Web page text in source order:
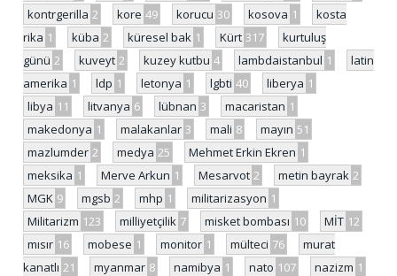
kontrgerilla 2 kore 49 korucu 30 kosova 1
kosta
rika 1 küba 2 küresel bak 1 Kürt 317
kurtuluş
günü 2 kuveyt 2 kuzey kutbu 4 lambdaistanbul 1
latin
amerika 1 ldp 1 letonya 1 lgbti 40 liberya 1
libya 11 litvanya 6 lübnan 3 macaristan 1
makedonya 1 malakanlar 3 mali 8 mayın 51
mazlumder 2 medya 25 Mehmet Erkin Ekren 1
meksika 1 Merve Arkun 1 Mesarvot 2 metin bayrak 2
MGK 9 mgsb 2 mhp 1 militarizasyon 1
Militarizm 123 milliyetçilik 7 misket bombası 10 MİT 12
mısır 16 mobese 1 monitor 1 mülteci 76
murat
kanatlı 21 myanmar 8 namibya 1 nato 107 nazizm 1